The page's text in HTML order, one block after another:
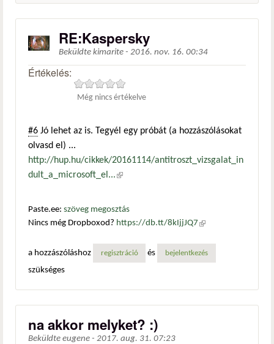
RE:Kaspersky
Beküldte kimarite - 2016. nov. 16. 00:34
Értékelés:
Még nincs értékelve
#6 Jó lehet az is. Tegyél egy próbát (a hozzászólásokat
olvasd el) ...
http://hup.hu/cikkek/20161114/antitroszt_vizsgalat_in
dult_a_microsoft_el...(külső hivatkozás)
Paste.ee: szöveg megosztás
Nincs még Dropboxod? https://db.tt/8kIjjJQ7 (külső
a hozzászóláshoz
regisztráció és bejelentkezés
szükséges
na akkor melyket? :)
Beküldte eugene - 2017. aug. 31. 07:23